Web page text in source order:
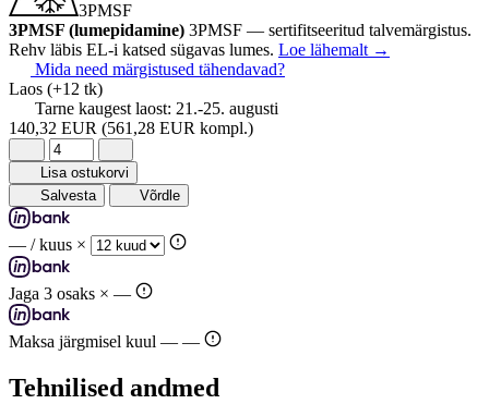
3PMSF
3PMSF (lumepidamine) 3PMSF — sertifitseeritud talvemärgistus.
Rehv läbis EL-i katsed sügavas lumes. Loe lähemalt →
Mida need märgistused tähendavad?
Laos (+12 tk)
Tarne kaugest laost: 21.-25. augusti
140,32 EUR (561,28 EUR kompl.)
Lisa ostukorvi
Salvesta
Võrdle
— / kuus ×
Jaga 3 osaks × —
Maksa järgmisel kuul — —
Tehnilised andmed